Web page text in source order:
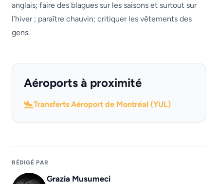
anglais; faire des blagues sur les saisons et surtout sur
l’hiver ; paraître chauvin; critiquer les vêtements des
gens.
Aéroports à proximité
Transferts Aéroport de Montréal (YUL)
RÉDIGÉ PAR
Grazia Musumeci